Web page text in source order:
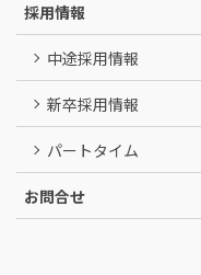
採用情報
中途採用情報
新卒採用情報
パートタイム
お問合せ